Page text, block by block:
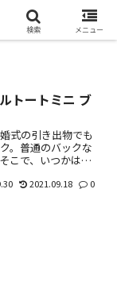
トートミニ ブ
式の引き出物でも
。普通のバックな
こで、いつかは買
ットを見たけど、
2021.09.18 0
検索 メニュー